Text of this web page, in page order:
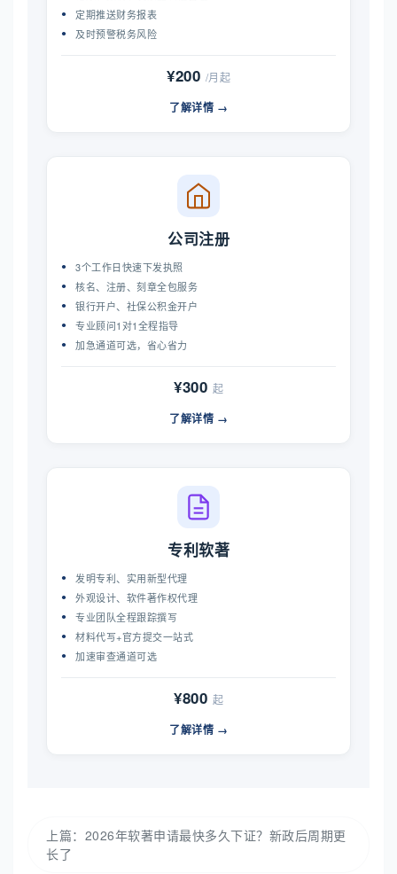
定期推送财务报表
及时预警税务风险
¥200 /月起
了解详情 →
公司注册
3个工作日快速下发执照
核名、注册、刻章全包服务
银行开户、社保公积金开户
专业顾问1对1全程指导
加急通道可选，省心省力
¥300 起
了解详情 →
专利软著
发明专利、实用新型代理
外观设计、软件著作权代理
专业团队全程跟踪撰写
材料代写+官方提交一站式
加速审查通道可选
¥800 起
了解详情 →
上篇： 2026年软著申请最快多久下证？新政后周期更
长了